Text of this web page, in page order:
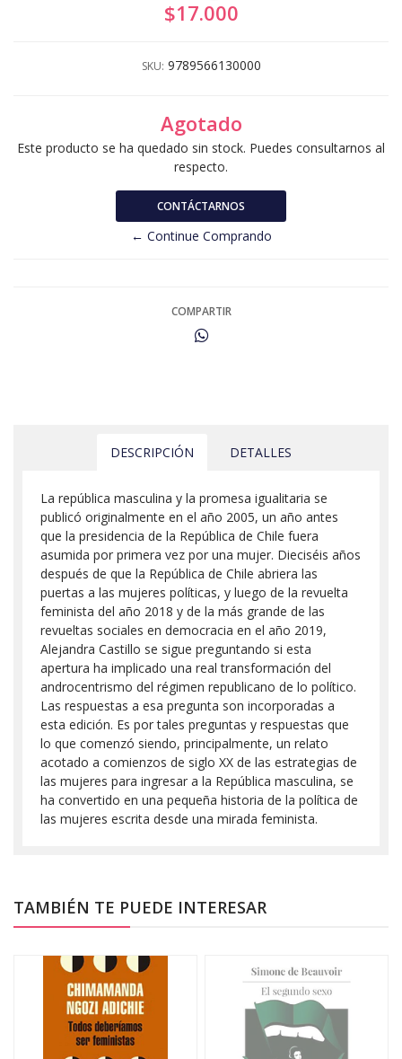
$17.000
SKU: 9789566130000
Agotado
Este producto se ha quedado sin stock. Puedes consultarnos al
respecto.
CONTÁCTARNOS
← Continue Comprando
COMPARTIR
DESCRIPCIÓN DETALLES
La república masculina y la promesa igualitaria se
publicó originalmente en el año 2005, un año antes
que la presidencia de la República de Chile fuera
asumida por primera vez por una mujer. Dieciséis años
después de que la República de Chile abriera las
puertas a las mujeres políticas, y luego de la revuelta
feminista del año 2018 y de la más grande de las
revueltas sociales en democracia en el año 2019,
Alejandra Castillo se sigue preguntando si esta
apertura ha implicado una real transformación del
androcentrismo del régimen republicano de lo político.
Las respuestas a esa pregunta son incorporadas a
esta edición. Es por tales preguntas y respuestas que
lo que comenzó siendo, principalmente, un relato
acotado a comienzos de siglo XX de las estrategias de
las mujeres para ingresar a la República masculina, se
ha convertido en una pequeña historia de la política de
las mujeres escrita desde una mirada feminista.
TAMBIÉN TE PUEDE INTERESAR